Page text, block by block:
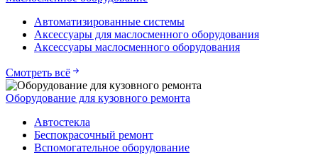
Автоматизированные системы
Аксессуары для маслосменного оборудования
Аксессуары маслосменного оборудования
Смотреть всё
Оборудование для кузовного ремонта
Автостекла
Беспокрасочный ремонт
Вспомогательное оборудование